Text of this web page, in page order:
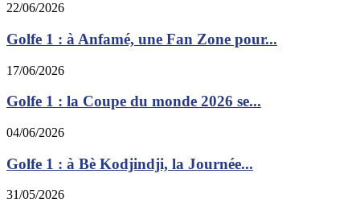
22/06/2026
Golfe 1 : à Anfamé, une Fan Zone pour...
17/06/2026
Golfe 1 : la Coupe du monde 2026 se...
04/06/2026
Golfe 1 : à Bè Kodjindji, la Journée...
31/05/2026